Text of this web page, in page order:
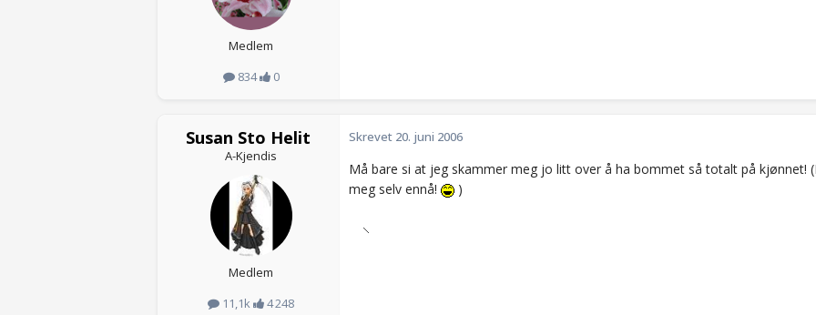
Medlem
834
0
Susan Sto Helit
A-Kjendis
Medlem
11,1k
4 248
Skrevet 20. juni 2006
Må bare si at jeg skammer meg jo litt over å ha bommet så totalt på kjønnet!
meg selv ennå!
)